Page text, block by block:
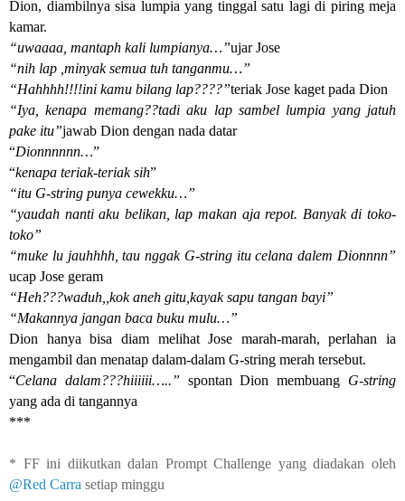
Dion, diambilnya sisa lumpia yang tinggal satu lagi di piring meja
kamar.
“uwaaaa, mantaph kali lumpianya…”ujar Jose
“nih lap ,minyak semua tuh tanganmu…”
“Hahhhh!!!!ini kamu bilang lap????”teriak Jose kaget pada Dion
“Iya, kenapa memang??tadi aku lap sambel lumpia yang jatuh
pake itu”jawab Dion dengan nada datar
“Dionnnnnn…”
“kenapa teriak-teriak sih”
“itu G-string punya cewekku…”
“yaudah nanti aku belikan, lap makan aja repot. Banyak di toko-
toko”
“muke lu jauhhhh, tau nggak G-string itu celana dalem Dionnnn”
ucap Jose geram
“Heh???waduh,,kok aneh gitu,kayak sapu tangan bayi”
“Makannya jangan baca buku mulu…”
Dion hanya bisa diam melihat Jose marah-marah, perlahan ia
mengambil dan menatap dalam-dalam G-string merah tersebut.
“Celana dalam???hiiiiii…..” spontan Dion membuang G-string
yang ada di tangannya
***
* FF ini diikutkan dalan Prompt Challenge yang diadakan oleh
@Red Carra setiap minggu